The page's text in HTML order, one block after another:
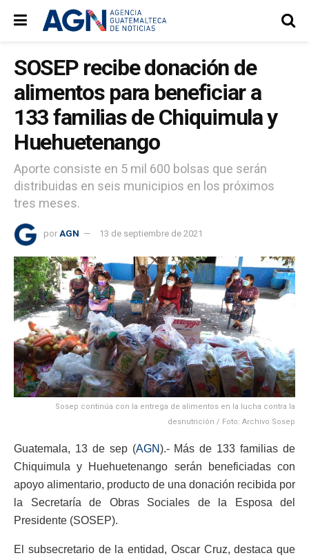
SOSEP recibe donación de
alimentos para beneficiar a
133 familias de Chiquimula y
Huehuetenango
Aporte consiste en 5 mil 600 bolsas que serán
distribuidas en seis municipios en los próximos
tres meses.
por AGN 13 de septiembre de 2021
Sosep continúa con la entrega de alimentos en la lucha contra la
desnutrición / Foto: Archivo Sosep
Guatemala, 13 de sep (AGN).- Más de 133 familias de
Chiquimula y Huehuetenango serán beneficiadas con
apoyo alimentario, producto de una donación recibida por
la Secretaría de Obras Sociales de la Esposa del
Presidente (SOSEP).
El subsecretario de la entidad, Oscar Cruz, destaca que